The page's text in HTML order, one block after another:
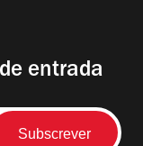
entrada